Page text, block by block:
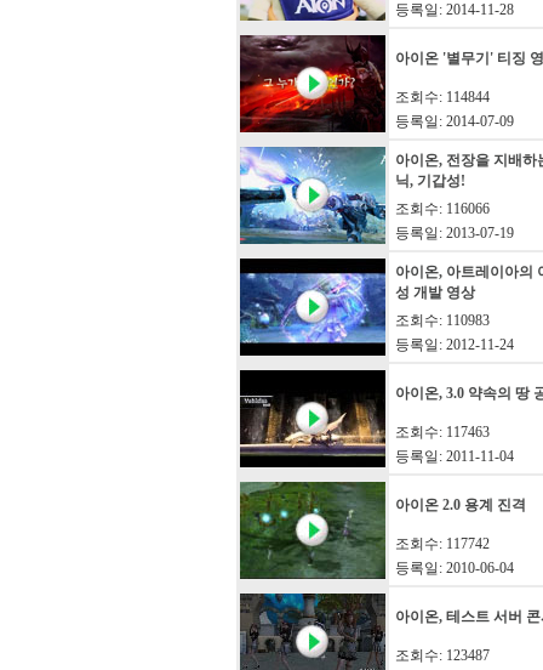
등록일: 2014-11-28
아이온 '별무기' 티징
조회수: 114844
등록일: 2014-07-09
아이온, 전장을 지배하
닉, 기갑성!
조회수: 116066
등록일: 2013-07-19
아이온, 아트레이아의
성 개발 영상
조회수: 110983
등록일: 2012-11-24
아이온, 3.0 약속의 땅
조회수: 117463
등록일: 2011-11-04
아이온 2.0 용계 진격
조회수: 117742
등록일: 2010-06-04
아이온, 테스트 서버
조회수: 123487